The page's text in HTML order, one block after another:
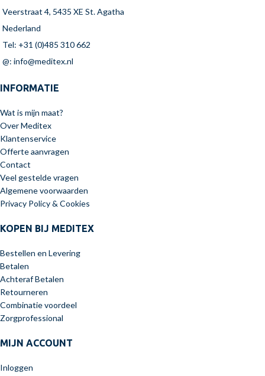
Veerstraat 4, 5435 XE St. Agatha
Nederland
Tel: +31 (0)485 310 662
@: info@meditex.nl
INFORMATIE
Wat is mijn maat?
Over Meditex
Klantenservice
Offerte aanvragen
Contact
Veel gestelde vragen
Algemene voorwaarden
Privacy Policy & Cookies
KOPEN BIJ MEDITEX
Bestellen en Levering
Betalen
Achteraf Betalen
Retourneren
Combinatie voordeel
Zorgprofessional
MIJN ACCOUNT
Inloggen